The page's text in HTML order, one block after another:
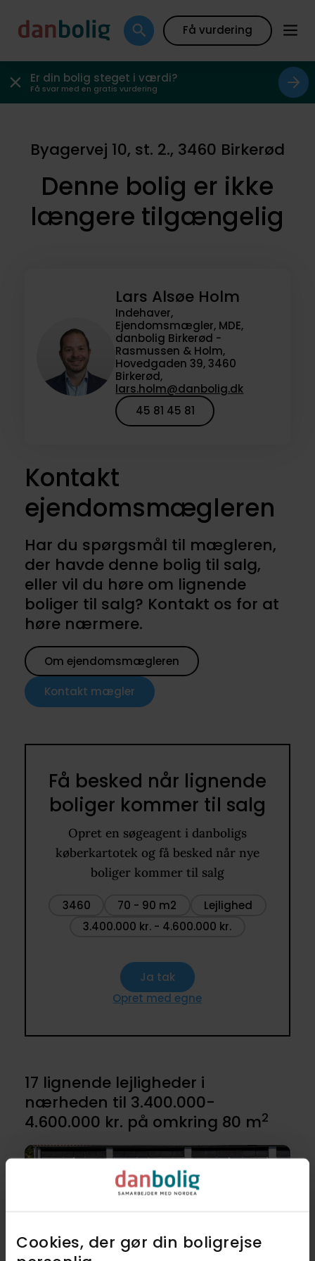
Cookies, der gør din boligrejse
Få vurdering
Er din bolig steget i værdi?
Få svar med en gratis vurdering
Byagervej 10, st. 2., 3460 Birkerød
Denne bolig er ikke
længere tilgængelig
Lars Alsøe Holm
Indehaver,
Ejendomsmægler, MDE,
danbolig Birkerød -
Rasmussen & Holm,
Hovedgaden 39, 3460
Birkerød,
lars.holm@danbolig.dk
45 81 45 81
Kontakt
ejendomsmægleren
Har du spørgsmål til mægleren,
der havde denne bolig til salg,
eller vil du høre om lignende
boliger til salg? Kontakt os for at
høre nærmere.
Om ejendomsmægleren
Kontakt mægler
Få besked når lignende
boliger kommer til salg
Opret en søgeagent i danboligs
køberkartotek og få besked når nye
boliger kommer til salg
3460 70 - 90 m2
Lejlighed
3.400.000 kr. - 4.600.000 kr.
Ja tak
Opret med egne
17 lignende lejligheder i
nærheden til 3.400.000-
4.600.000 kr. på omkring 80 m2